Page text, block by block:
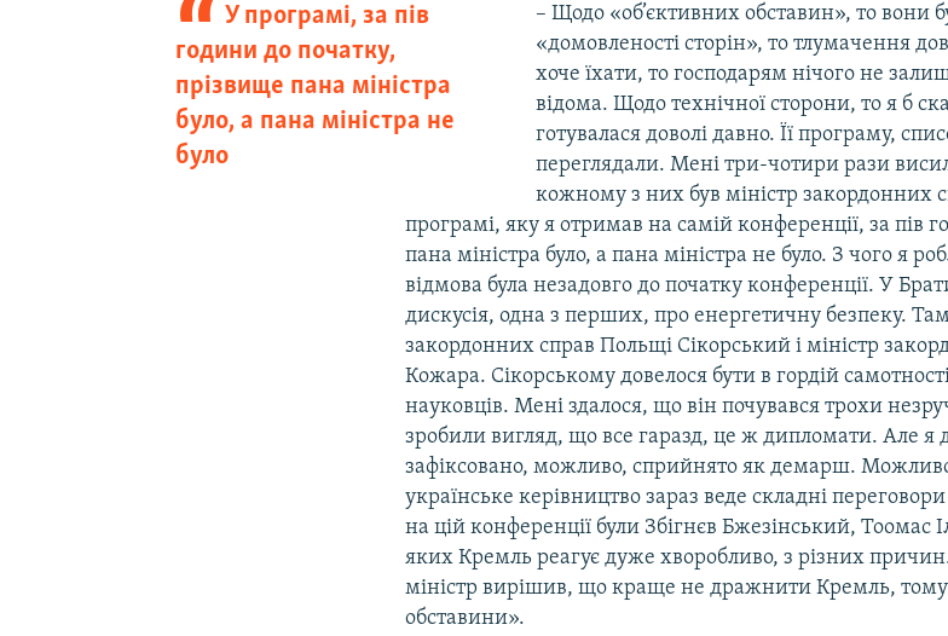
У програмі, за пів
години до початку,
прізвище пана міністра
було, а пана міністра не
було
– Щодо «об’єктивних обставин», то вони
«домовленості сторін», то тлумачення
хоче їхати, то господарям нічого не
відома. Щодо технічної сторони, то я б
готувалася доволі давно. Її програму,
переглядали. Мені три-чотири рази
кожному з них був міністр закордонних
програмі, яку я отримав на самій конференції, за пів
пана міністра було, а пана міністра не було. З чого я
відмова була незадовго до початку конференції. У
дискусія, одна з перших, про енергетичну безпеку.
закордонних справ Польщі Сікорський і міністр
Кожара. Сікорському довелося бути в гордій
науковців. Мені здалося, що він почувався трохи
зробили вигляд, що все гаразд, це ж дипломати. Але я
зафіксовано, можливо, сприйнято як демарш.
українське керівництво зараз веде складні
на цій конференції були Збігнєв Бжезінський, Тоомас
яких Кремль реагує дуже хворобливо, з різних
міністр вирішив, що краще не дражнити Кремль, тому
обставини».